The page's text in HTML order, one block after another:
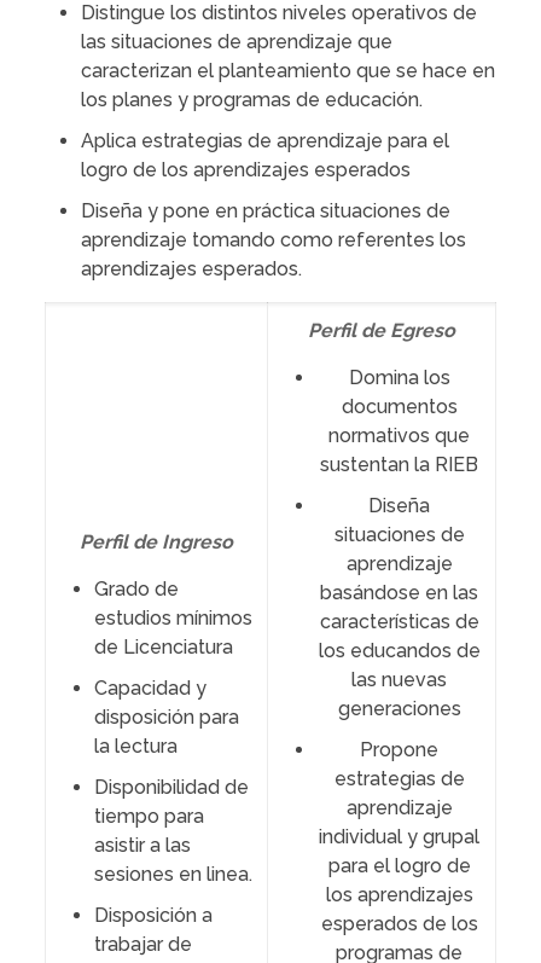
Distingue los distintos niveles operativos de
las situaciones de aprendizaje que
caracterizan el planteamiento que se hace en
los planes y programas de educación.
Aplica estrategias de aprendizaje para el
logro de los aprendizajes esperados
Diseña y pone en práctica situaciones de
aprendizaje tomando como referentes los
aprendizajes esperados.
Perfil de Ingreso
Grado de
estudios mínimos
de Licenciatura
Capacidad y
disposición para
la lectura
Disponibilidad de
tiempo para
asistir a las
sesiones en linea.
Disposición a
trabajar de
Perfil de Egreso
Domina los
documentos
normativos que
sustentan la RIEB
Diseña
situaciones de
aprendizaje
basándose en las
características de
los educandos de
las nuevas
generaciones
Propone
estrategias de
aprendizaje
individual y grupal
para el logro de
los aprendizajes
esperados de los
programas de